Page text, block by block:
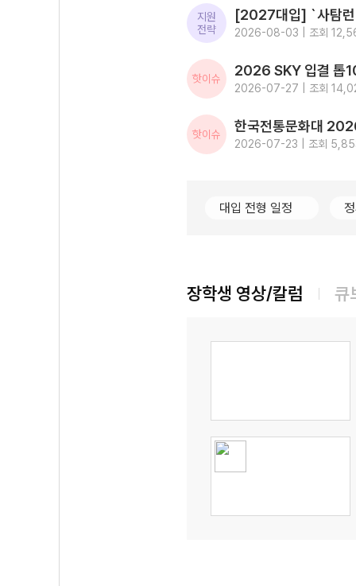
지원
전략
2026-08-03 | 조회
핫이슈
2026-07-27 | 조회
핫이슈
2026-07-23 | 조회
대입 전형 일정
장학생 영상/칼럼 큐